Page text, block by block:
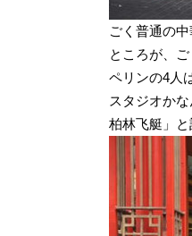
ごく普通の
ところが、
ペリンの4人
スタジオか
柏林飞艇」